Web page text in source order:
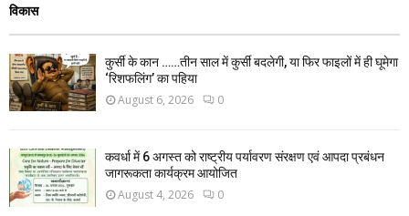
विकास
कुर्सी के कान ……तीन साल में कुर्सी बदलेगी, या फिर फाइलों में ही घूमेगा
‘रिशफलिंग’ का पहिया
August 6, 2026 0
कवर्धा में 6 अगस्त को राष्ट्रीय पर्यावरण संरक्षण एवं आपदा प्रबंधन
जागरूकता कार्यक्रम आयोजित
August 4, 2026 0